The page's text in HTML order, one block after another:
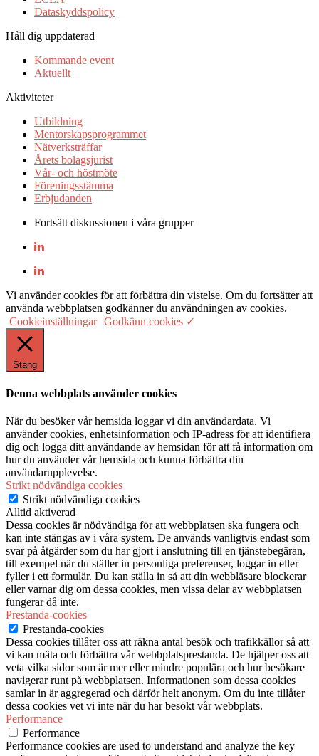
Dataskyddspolicy
Håll dig uppdaterad
Kommande event
Aktuellt
Aktiviteter
Utbildning
Mentorskapsprogrammet
Nätverksträffar
Årets bolagsjurist
Vår- och höstmöte
Föreningsstämma
Erbjudanden
Fortsätt diskussionen i våra grupper
Vi använder cookies för att förbättra din vistelse. Om du fortsätter att
använda webbplatsen godkänner du användningen av cookies.
Cookieinställningar Godkänn cookies ✓
Stäng
Denna webbplats använder cookies
När du besöker vår hemsida loggar vi din användardata. Vi
använder cookies, enhetsinformation och IP-adress för att identifiera
dig och logga ditt användande av hemsidan för att få information om
hur du använder vår hemsida och kunna förbättra din
användarupplevelse.
Strikt nödvändiga cookies
Strikt nödvändiga cookies
Alltid aktiverad
Dessa cookies är nödvändiga för att webbplatsen ska fungera och
kan inte stängas av i våra system. De används vanligtvis endast som
svar på åtgärder som du har gjort i anslutning till en tjänstebegäran,
till exempel när du ställer in personliga preferenser, loggar in eller
fyller i ett formulär. Du kan ställa in så att din webbläsare blockerar
eller varnar dig om dessa cookies, men vissa delar av webbplatsen
fungerar då inte.
Prestanda-cookies
Prestanda-cookies
Dessa cookies tillåter oss att räkna antal besök och trafikkällor så att
vi kan mäta och förbättra vår webbplatsprestanda. De hjälper oss att
veta vilka sidor som är mer eller mindre populära och hur besökare
navigerar runt på webbplatsen. Informationen som dessa cookies
samlar in är aggregerad och därför helt anonym. Om du inte tillåter
dessa cookies vet vi inte när du har besökt vår webbplats.
Performance
Performance
Performance cookies are used to understand and analyze the key